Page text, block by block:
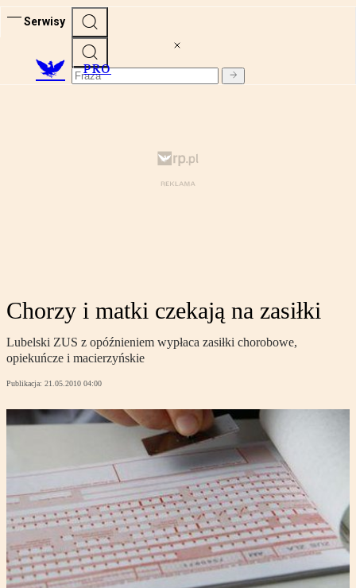
Serwisy
PRO
Chorzy i matki czekają na zasiłki
Lubelski ZUS z opóźnieniem wypłaca zasiłki chorobowe,
opiekuńcze i macierzyńskie
Publikacja: 21.05.2010 04:00